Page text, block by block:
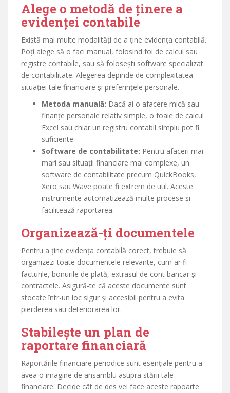
Alege o metodă de ținere a
evidenței contabile
Există mai multe modalități de a ține evidența contabilă.
Poți alege să o faci manual, folosind foi de calcul sau
registre contabile, sau să folosești software specializat
de contabilitate. Alegerea depinde de complexitatea
situației tale financiare și preferințele personale.
Metoda manuală: Dacă ai o afacere mică sau
finanțe personale relativ simple, o foaie de calcul
Excel sau chiar un registru contabil simplu pot fi
suficiente.
Software de contabilitate: Pentru afaceri mai
mari sau situații financiare mai complexe, un
software de contabilitate precum QuickBooks,
Xero sau Wave poate fi extrem de util. Aceste
instrumente automatizează multe procese și
facilitează raportarea.
Organizează-ți documentele
Pentru a ține evidența contabilă corect, trebuie să
organizezi toate documentele relevante, cum ar fi
facturile, bonurile de plată, extrasul de cont bancar și
contractele. Asigură-te că aceste documente sunt
stocate într-un loc sigur și accesibil pentru a evita
pierderea sau deteriorarea lor.
Stabilește un plan de
raportare financiară
Raportările financiare periodice sunt esențiale pentru a
avea o imagine de ansamblu asupra stării tale
financiare. Decide cât de des vei face aceste rapoarte